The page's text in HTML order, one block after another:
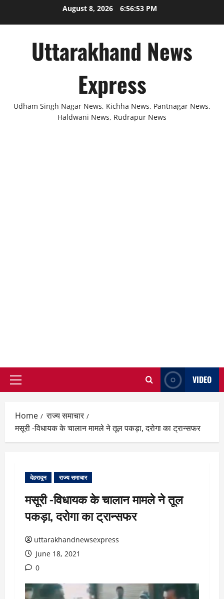
August 8, 2026 6:56:54 PM
Uttarakhand News
Express
Udham Singh Nagar News, Kichha News, Pantnagar News,
Haldwani News, Rudrapur News
Primary
VIDEO
Home
राज्य समाचार
मसूरी -विधायक के चालान मामले ने तूल पकड़ा, दरोगा का ट्रान्सफर
देहरादून राज्य समाचार
मसूरी -विधायक के चालान मामले ने तूल
पकड़ा, दरोगा का ट्रान्सफर
uttarakhandnewsexpress
June 18, 2021
0